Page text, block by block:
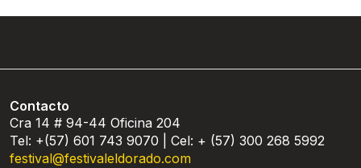
Contacto
Cra 14 # 94-44 Oficina 204
Tel: +(57) 601 743 9070 | Cel: + (57) 300 268 5992
festival@festivaleldorado.com